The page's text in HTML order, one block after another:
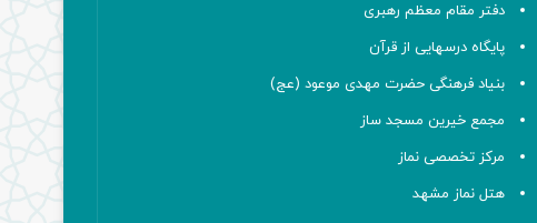
دفتر مقام معظم رهبری
پایگاه درسهایی از قرآن
بنیاد فرهنگی حضرت مهدی موعود (عج)
مجمع خیرین مسجد ساز
مرکز تخصصی نماز
هتل نماز مشهد